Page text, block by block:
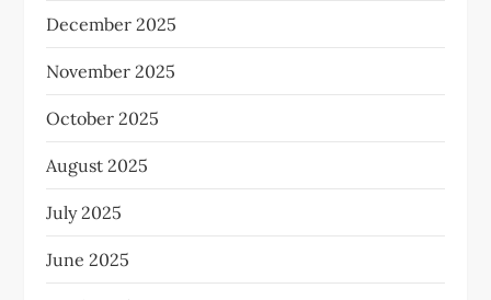
December 2025
November 2025
October 2025
August 2025
July 2025
June 2025